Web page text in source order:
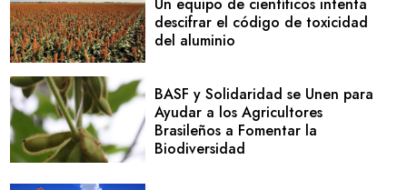
Un equipo de científicos intenta
descifrar el código de toxicidad
del aluminio
BASF y Solidaridad se Unen para
Ayudar a los Agricultores
Brasileños a Fomentar la
Biodiversidad